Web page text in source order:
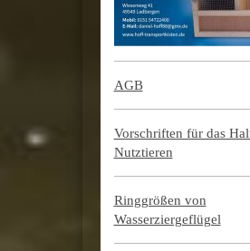
AGB
Vorschriften für das
Nutztieren
Ringgrößen von
Wasserziergeflügel